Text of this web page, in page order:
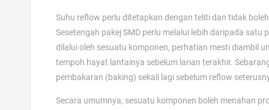
Suhu reflow perlu ditetapkan dengan teliti dan tidak
Sesetengah pakej SMD perlu melalui lebih daripada
dilalui oleh sesuatu komponen, perhatian mesti diambil
tempoh hayat lantainya sebelum larian terakhir.
pembakaran (baking) sekali lagi sebelum reflow
Secara umumnya, sesuatu komponen boleh menahan